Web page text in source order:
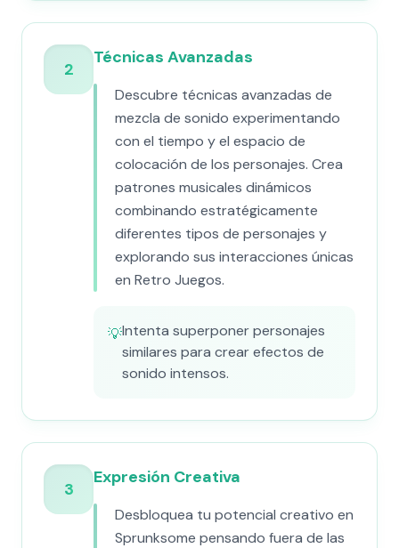
2
Técnicas Avanzadas
Descubre técnicas avanzadas de
mezcla de sonido experimentando
con el tiempo y el espacio de
colocación de los personajes. Crea
patrones musicales dinámicos
combinando estratégicamente
diferentes tipos de personajes y
explorando sus interacciones únicas
en Retro Juegos.
💡Intenta superponer personajes
similares para crear efectos de
sonido intensos.
3
Expresión Creativa
Desbloquea tu potencial creativo en
Sprunksome pensando fuera de las